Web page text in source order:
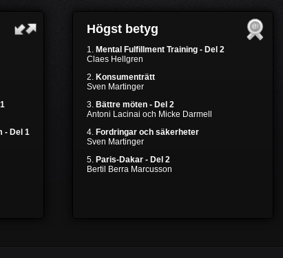
- Del 1
Högst betyg
1. Mental Fulfillment Training - Del 2
Claes Hellgren
2. Konsumenträtt
Sven Martinger
3. Bättre möten - Del 2
Antoni Lacinai och Micke Darmell
4. Fordringar och säkerheter
Sven Martinger
5. Paris-Dakar - Del 2
Bertil Berra Marcusson